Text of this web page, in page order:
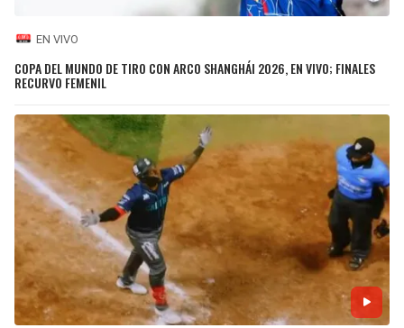
EN VIVO
COPA DEL MUNDO DE TIRO CON ARCO SHANGHÁI 2026, EN VIVO; FINALES
RECURVO FEMENIL